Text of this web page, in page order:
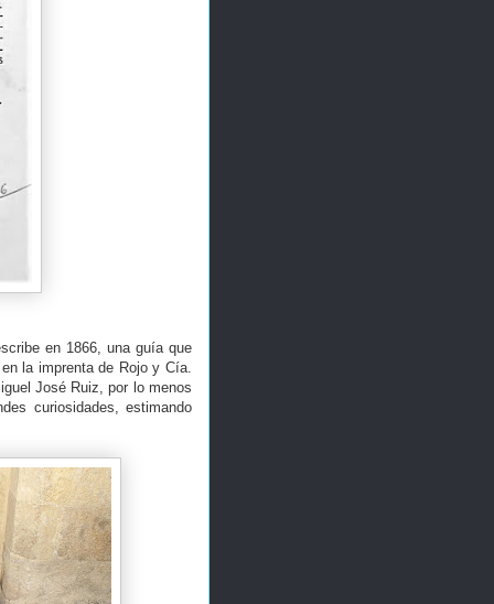
en 1866, una guía que
la imprenta de Rojo y Cía.
José Ruiz, por lo menos
curiosidades, estimando